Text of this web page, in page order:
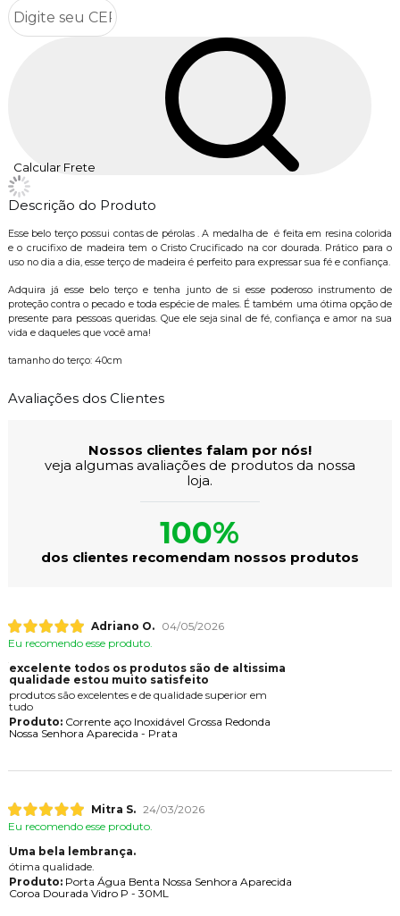
Calcular Frete
Descrição do Produto
Esse belo terço possui contas de pérolas . A medalha de é feita em resina colorida
e o crucifixo de madeira tem o Cristo Crucificado na cor dourada. Prático para o
uso no dia a dia, esse terço de madeira é perfeito para expressar sua fé e confiança.
Adquira já esse belo terço e tenha junto de si esse poderoso instrumento de
proteção contra o pecado e toda espécie de males. É também uma ótima opção de
presente para pessoas queridas. Que ele seja sinal de fé, confiança e amor na sua
vida e daqueles que você ama!
tamanho do terço: 40cm
Avaliações dos Clientes
Nossos clientes falam por nós!
veja algumas avaliações de produtos da nossa
loja.
100%
dos clientes recomendam nossos produtos
Adriano O.
04/05/2026
Eu recomendo esse produto.
excelente todos os produtos são de altissima
qualidade estou muito satisfeito
produtos são excelentes e de qualidade superior em
tudo
Produto:Corrente aço Inoxidável Grossa Redonda
Nossa Senhora Aparecida - Prata
Mitra S. 24/03/2026
Eu recomendo esse produto.
Uma bela lembrança.
ótima qualidade.
Produto:Porta Água Benta Nossa Senhora Aparecida
Coroa Dourada Vidro P - 30ML